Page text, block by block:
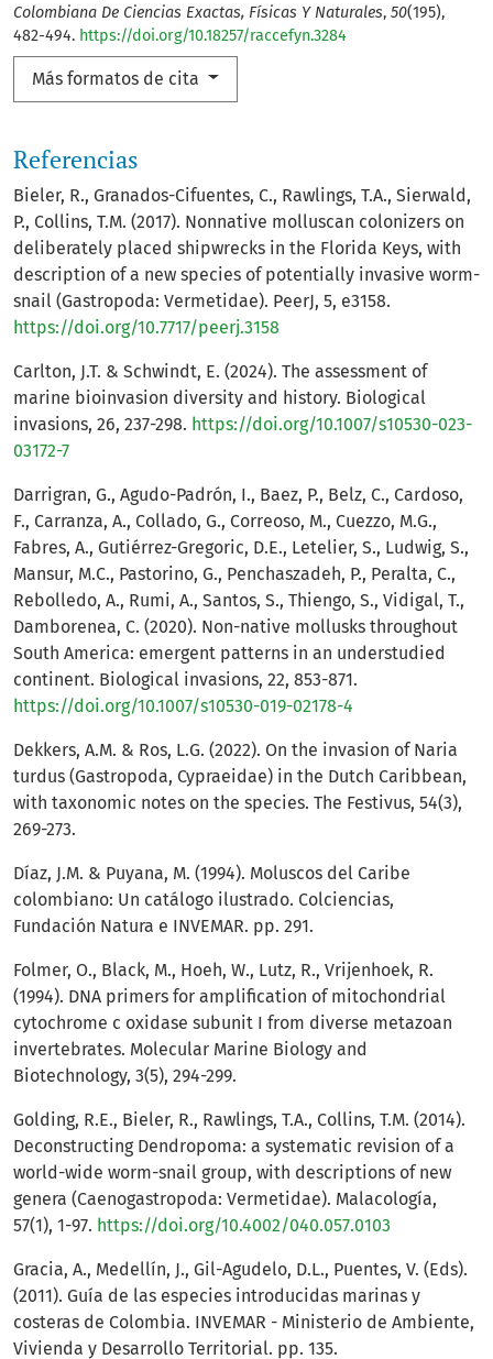
Colombiana De Ciencias Exactas, Físicas Y Naturales, 50(195),
482-494. https://doi.org/10.18257/raccefyn.3284
Más formatos de cita
Referencias
Bieler, R., Granados-Cifuentes, C., Rawlings, T.A., Sierwald,
P., Collins, T.M. (2017). Nonnative molluscan colonizers on
deliberately placed shipwrecks in the Florida Keys, with
description of a new species of potentially invasive worm-
snail (Gastropoda: Vermetidae). PeerJ, 5, e3158.
https://doi.org/10.7717/peerj.3158
Carlton, J.T. & Schwindt, E. (2024). The assessment of
marine bioinvasion diversity and history. Biological
invasions, 26, 237-298. https://doi.org/10.1007/s10530-023-
03172-7
Darrigran, G., Agudo-Padrón, I., Baez, P., Belz, C., Cardoso,
F., Carranza, A., Collado, G., Correoso, M., Cuezzo, M.G.,
Fabres, A., Gutiérrez-Gregoric, D.E., Letelier, S., Ludwig, S.,
Mansur, M.C., Pastorino, G., Penchaszadeh, P., Peralta, C.,
Rebolledo, A., Rumi, A., Santos, S., Thiengo, S., Vidigal, T.,
Damborenea, C. (2020). Non-native mollusks throughout
South America: emergent patterns in an understudied
continent. Biological invasions, 22, 853-871.
https://doi.org/10.1007/s10530-019-02178-4
Dekkers, A.M. & Ros, L.G. (2022). On the invasion of Naria
turdus (Gastropoda, Cypraeidae) in the Dutch Caribbean,
with taxonomic notes on the species. The Festivus, 54(3),
269-273.
Díaz, J.M. & Puyana, M. (1994). Moluscos del Caribe
colombiano: Un catálogo ilustrado. Colciencias,
Fundación Natura e INVEMAR. pp. 291.
Folmer, O., Black, M., Hoeh, W., Lutz, R., Vrijenhoek, R.
(1994). DNA primers for amplification of mitochondrial
cytochrome c oxidase subunit I from diverse metazoan
invertebrates. Molecular Marine Biology and
Biotechnology, 3(5), 294-299.
Golding, R.E., Bieler, R., Rawlings, T.A., Collins, T.M. (2014).
Deconstructing Dendropoma: a systematic revision of a
world-wide worm-snail group, with descriptions of new
genera (Caenogastropoda: Vermetidae). Malacología,
57(1), 1-97. https://doi.org/10.4002/040.057.0103
Gracia, A., Medellín, J., Gil-Agudelo, D.L., Puentes, V. (Eds).
(2011). Guía de las especies introducidas marinas y
costeras de Colombia. INVEMAR - Ministerio de Ambiente,
Vivienda y Desarrollo Territorial. pp. 135.